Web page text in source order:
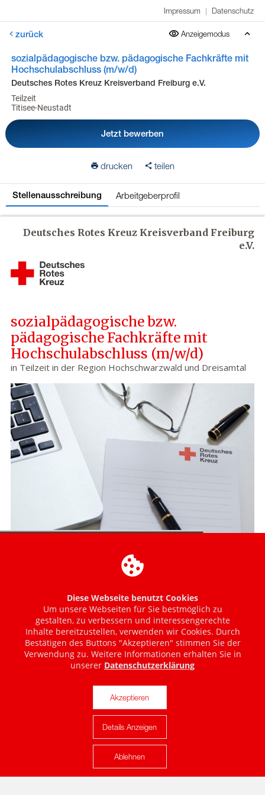
Impressum | Datenschutz
zurück Anzeigemodus
sozialpädagogische bzw. pädagogische Fachkräfte mit
Hochschulabschluss (m/w/d)
Deutsches Rotes Kreuz Kreisverband Freiburg e.V.
Teilzeit
Titisee-Neustadt
Jetzt bewerben
drucken teilen
Stellenausschreibung Arbeitgeberprofil
Karte anzeigen
Diese Webseite benutzt Cookies
Um unsere Webseiten für Sie bestmöglich zu
gestalten, zu verbessern und interessengerechte
Inhalte bereitzustellen, verwenden wir Cookies. Durch
Bestätigen des Buttons "Akzeptieren" stimmen Sie der
Verwendung zu. Weitere Informationen erhalten Sie in
unserer Datenschutzerklärung
Akzeptieren
Details Anzeigen
Ablehnen